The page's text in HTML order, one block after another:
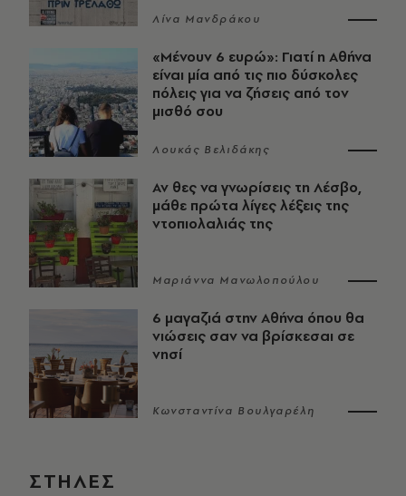
Λίνα Μανδράκου
«Μένουν 6 ευρώ»: Γιατί η Αθήνα
είναι μία από τις πιο δύσκολες
πόλεις για να ζήσεις από τον
μισθό σου
Λουκάς Βελιδάκης
Αν θες να γνωρίσεις τη Λέσβο,
μάθε πρώτα λίγες λέξεις της
ντοπιολαλιάς της
Μαριάννα Μανωλοπούλου
6 μαγαζιά στην Αθήνα όπου θα
νιώσεις σαν να βρίσκεσαι σε
νησί
Κωνσταντίνα Βουλγαρέλη
ΣΤΗΛΕΣ